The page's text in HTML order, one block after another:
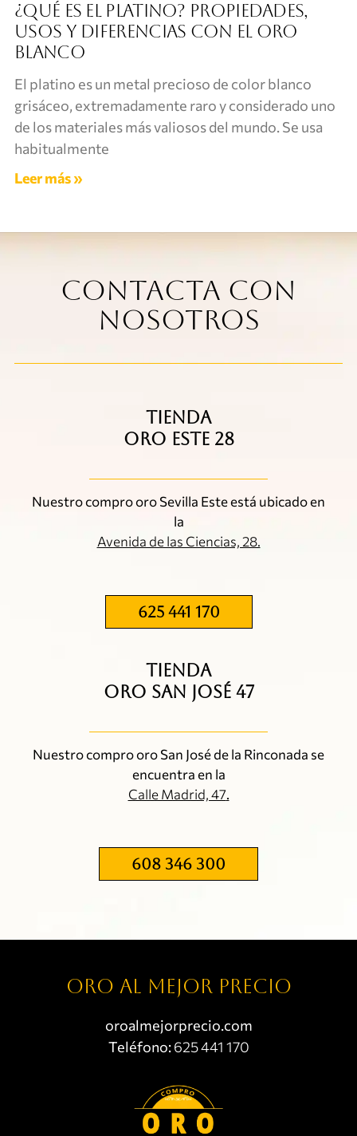
¿Qué es el platino? Propiedades,
usos y diferencias con el oro
blanco
El platino es un metal precioso de color blanco
grisáceo, extremadamente raro y considerado uno
de los materiales más valiosos del mundo. Se usa
habitualmente
Leer más »
Contacta con
nosotros
TIENDA
ORO ESTE 28
Nuestro compro oro Sevilla Este está ubicado en
la
Avenida de las Ciencias, 28.
625 441 170
TIENDA
ORO SAN JOSÉ 47
Nuestro compro oro San José de la Rinconada se
encuentra en la
Calle Madrid, 47.
608 346 300
Oro al mejor precio
oroalmejorprecio.com
Teléfono:625 441 170